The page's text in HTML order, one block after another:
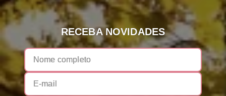
RECEBA NOVIDADES